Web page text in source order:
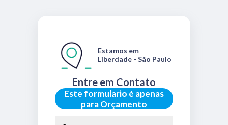
Este formulario é apenas
para Orçamento
Entre em Contato
Estamos em
Liberdade - São Paulo